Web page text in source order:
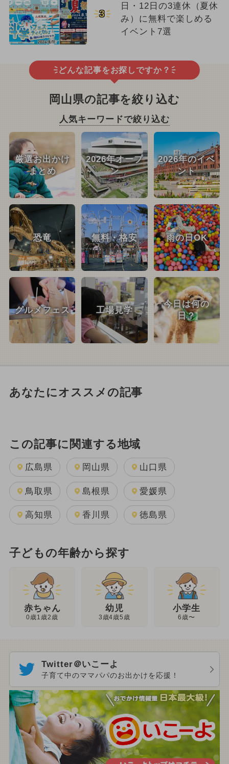
3
日・12日の3連休（夏休
み）に無料で楽しめる
イベント7選
どんな記事をお探しですか？
岡山県の記事を絞り込む
人気キーワードで絞り込む
厳選お出かけ
まとめ
2026年オープ
ン
2026年のイベ
ント
恐竜 無料・格安 雨の日OK
グルメフェス 工場見学
今日は何の
日？
あなたにオススメの記事
この記事に関連する地域
広島県 岡山県 山口県
鳥取県 島根県 愛媛県
高知県 香川県 徳島県
子どもの年齢から探す
赤ちゃん
0歳1歳2歳
幼児
3歳4歳5歳
小学生
6歳〜
Twitter＠いこーよ
子育て中のママパパのお出かけを応援！